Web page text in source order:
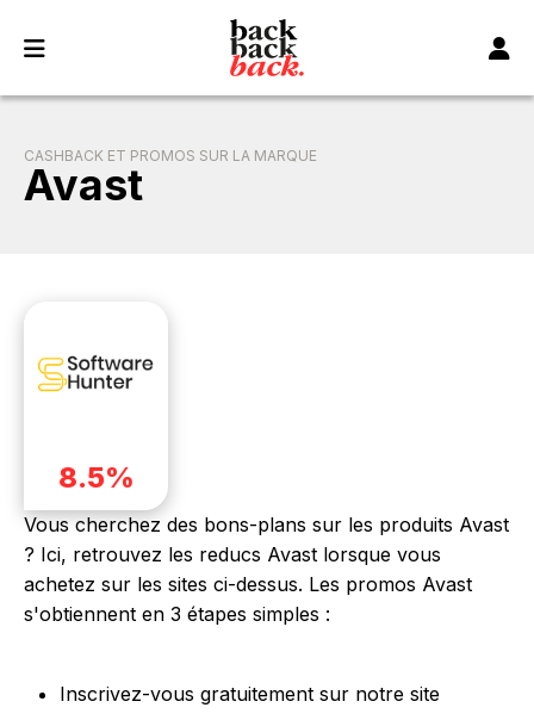
CASHBACK ET PROMOS SUR LA MARQUE
Avast
8.5%
Vous cherchez des bons-plans sur les produits Avast
? Ici, retrouvez les reducs Avast lorsque vous
achetez sur les sites ci-dessus. Les promos Avast
s'obtiennent en 3 étapes simples :
Inscrivez-vous gratuitement sur notre site